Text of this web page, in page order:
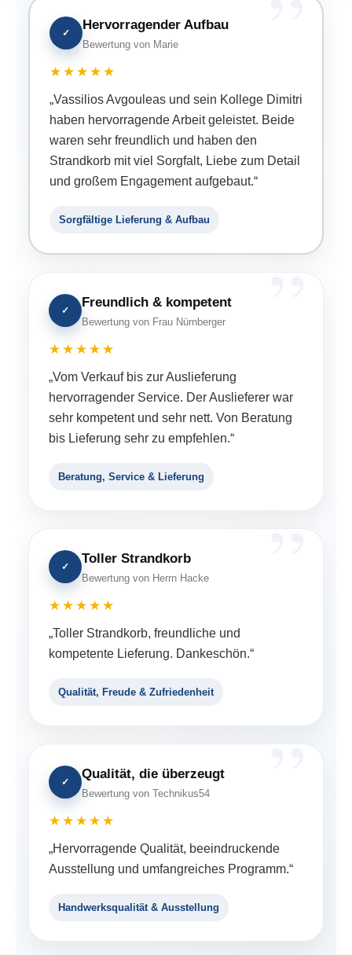
✓
Hervorragender Aufbau
Bewertung von Marie
★★★★★
„Vassilios Avgouleas und sein Kollege Dimitri
haben hervorragende Arbeit geleistet. Beide
waren sehr freundlich und haben den
Strandkorb mit viel Sorgfalt, Liebe zum Detail
und großem Engagement aufgebaut.“
Sorgfältige Lieferung & Aufbau
✓
Freundlich & kompetent
Bewertung von Frau Nürnberger
★★★★★
„Vom Verkauf bis zur Auslieferung
hervorragender Service. Der Auslieferer war
sehr kompetent und sehr nett. Von Beratung
bis Lieferung sehr zu empfehlen.“
Beratung, Service & Lieferung
✓
Toller Strandkorb
Bewertung von Herrn Hacke
★★★★★
„Toller Strandkorb, freundliche und
kompetente Lieferung. Dankeschön.“
Qualität, Freude & Zufriedenheit
✓
Qualität, die überzeugt
Bewertung von Technikus54
★★★★★
„Hervorragende Qualität, beeindruckende
Ausstellung und umfangreiches Programm.“
Handwerksqualität & Ausstellung